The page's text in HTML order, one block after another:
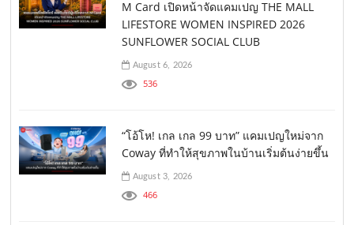
M Card เปิดหน้าจัดแคมเปญ THE MALL
LIFESTORE WOMEN INSPIRED 2026
SUNFLOWER SOCIAL CLUB
August 6, 2026
536
“โอ้โห! เกล เกล 99 บาท” แคมเปญใหม่จาก
Coway ที่ทำให้สุขภาพในบ้านเริ่มต้นง่ายขึ้น
August 3, 2026
466